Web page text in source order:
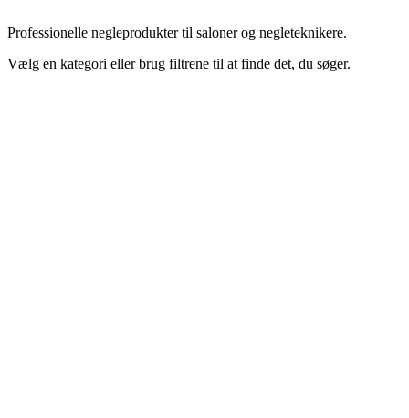
Professionelle negleprodukter til saloner og negleteknikere.
Vælg en kategori eller brug filtrene til at finde det, du søger.